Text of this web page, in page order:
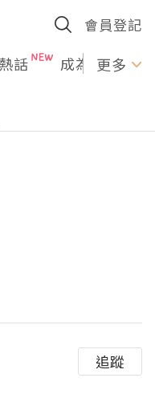
會員登記
話 成為U更多
追蹤